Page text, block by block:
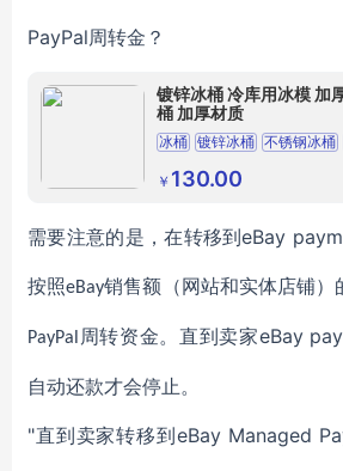
PayPal周转金？
镀锌冰桶 冷库用冰模 加
桶 加厚材质
冰桶 镀锌冰桶 不锈钢冰桶
镀锌冰桶厂家
￥ 130.00
需要注意的是，在转移到eBay
按照eBay销售额（网站和实体店铺）
PayPal 周转资金。 直到卖家eBay
自动还款才会停止。
"直到卖家转移到 eBay Managed